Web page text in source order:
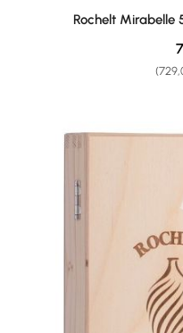
Durchschnittliche
Rochelt Mirabelle